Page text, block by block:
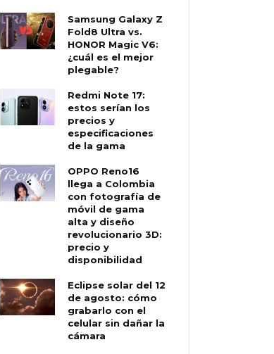
Samsung Galaxy Z
Fold8 Ultra vs.
HONOR Magic V6:
¿cuál es el mejor
plegable?
Redmi Note 17:
estos serían los
precios y
especificaciones
de la gama
OPPO Reno16
llega a Colombia
con fotografía de
móvil de gama
alta y diseño
revolucionario 3D:
precio y
disponibilidad
Eclipse solar del 12
de agosto: cómo
grabarlo con el
celular sin dañar la
cámara